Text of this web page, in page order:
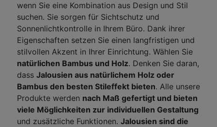
wenn Sie eine Kombination aus Design und Stil
suchen. Sie sorgen für Sichtschutz und
Sonnenlichtkontrolle in Ihrem Büro. Dank ihrer
Eigenschaften setzen Sie einen langfristigen und
stilvollen Akzent in Ihrer Einrichtung. Wählen Sie
natürlichen Bambus und Holz. Denken Sie daran,
dass Jalousien aus natürlichem Holz oder
Bambus den besten Stileffekt bieten. Alle unsere
Produkte werden nach Maß gefertigt und bieten
viele Möglichkeiten zur individuellen Gestaltung
und zusätzliche Funktionen. Jalousien sind die